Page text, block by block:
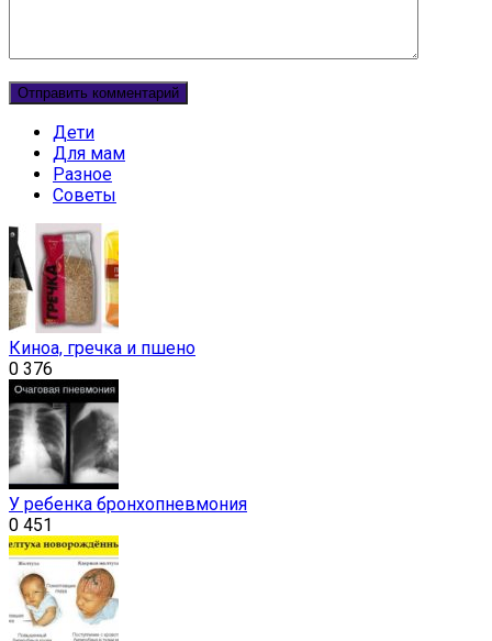
Дети
Для мам
Разное
Советы
Киноа, гречка и пшено
0 376
У ребенка бронхопневмония
0 451